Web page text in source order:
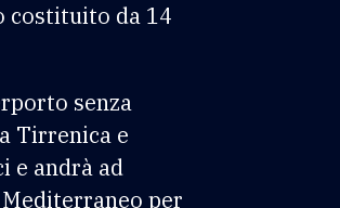
costituito da 14
senza
Tirrenica e
e andrà ad
per